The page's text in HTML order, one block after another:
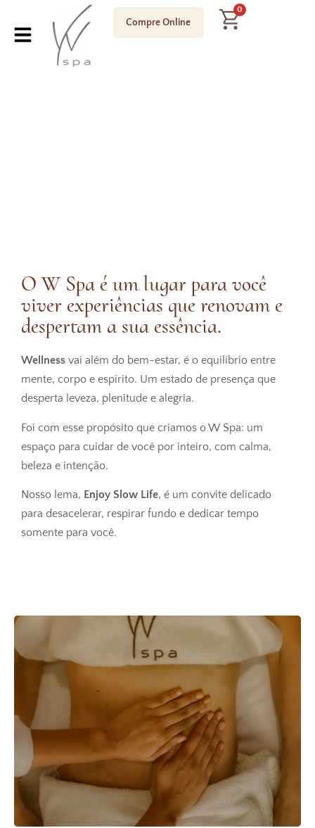
Compre Online
0
O W Spa é um lugar para você
viver experiências que renovam e
despertam a sua essência.
Wellness vai além do bem-estar, é o equilíbrio entre
mente, corpo e espírito. Um estado de presença que
desperta leveza, plenitude e alegria.
Foi com esse propósito que criamos o W Spa: um
espaço para cuidar de você por inteiro, com calma,
beleza e intenção.
Nosso lema, Enjoy Slow Life, é um convite delicado
para desacelerar, respirar fundo e dedicar tempo
somente para você.